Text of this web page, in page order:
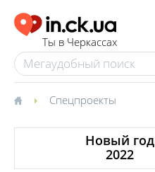
Ты в Черкассах
Спецпроекты
Новый год
2022